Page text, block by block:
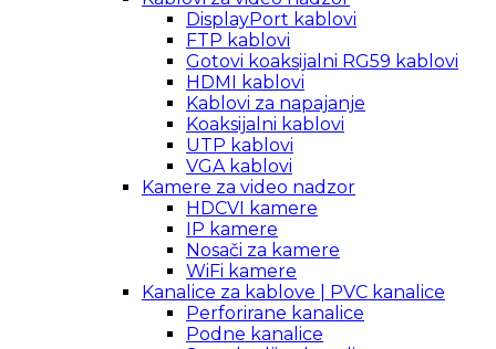
DisplayPort kablovi
FTP kablovi
Gotovi koaksijalni RG59 kablovi
HDMI kablovi
Kablovi za napajanje
Koaksijalni kablovi
UTP kablovi
VGA kablovi
Kamere za video nadzor
HDCVI kamere
IP kamere
Nosači za kamere
WiFi kamere
Kanalice za kablove | PVC kanalice
Perforirane kanalice
Podne kanalice